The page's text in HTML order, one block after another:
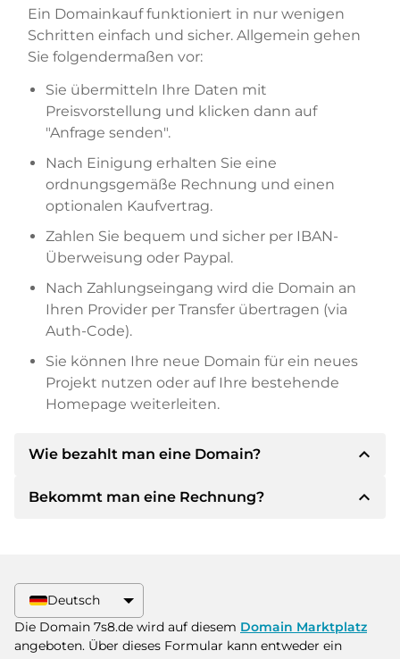
Ein Domainkauf funktioniert in nur wenigen
Schritten einfach und sicher. Allgemein gehen
Sie folgendermaßen vor:
Sie übermitteln Ihre Daten mit
Preisvorstellung und klicken dann auf
"Anfrage senden".
Nach Einigung erhalten Sie eine
ordnungsgemäße Rechnung und einen
optionalen Kaufvertrag.
Zahlen Sie bequem und sicher per IBAN-
Überweisung oder Paypal.
Nach Zahlungseingang wird die Domain an
Ihren Provider per Transfer übertragen (via
Auth-Code).
Sie können Ihre neue Domain für ein neues
Projekt nutzen oder auf Ihre bestehende
Homepage weiterleiten.
Wie bezahlt man eine Domain? expand_less
Nach einer Einigung wird der Inhaber Ihnen die
Zahlungsmethoden anbieten.
Bitte geben Sie bei der Überweisung immer
den Domainnamen und die
Bekommt man eine Rechnung? expand_less
größeren Kaufpreisen bekommen Sie auf
Wunsch auch einen zusätzlichen Kaufvertrag.
Deutsch
Die Domain 7s8.de wird auf diesem Domain Marktplatz
angeboten. Über dieses Formular kann entweder ein